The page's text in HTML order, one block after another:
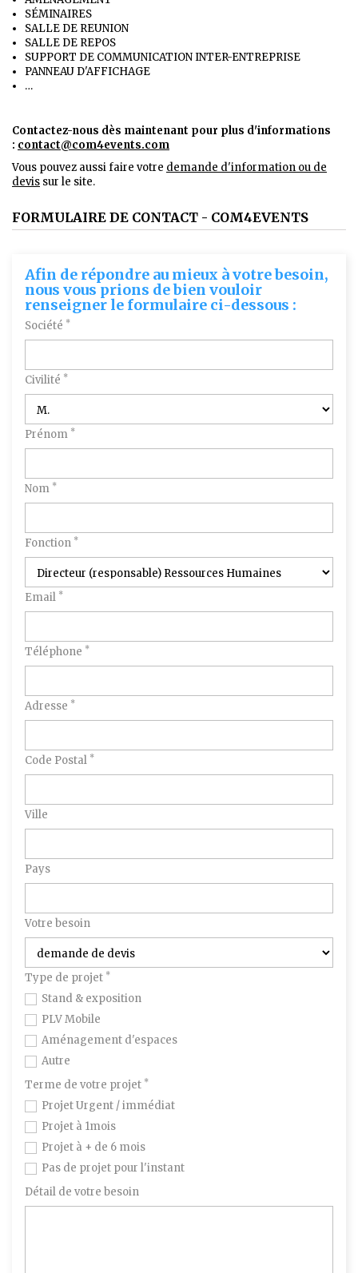
SÉMINAIRES
SALLE DE REUNION
SALLE DE REPOS
SUPPORT DE COMMUNICATION INTER-ENTREPRISE
PANNEAU D'AFFICHAGE
…
Contactez-nous dès maintenant pour plus d'informations
: contact@com4events.com
Vous pouvez aussi faire votre demande d'information ou de
devis sur le site.
FORMULAIRE DE CONTACT - COM4EVENTS
Afin de répondre au mieux à votre besoin,
nous vous prions de bien vouloir
renseigner le formulaire ci-dessous :
Société *
Civilité *
Prénom *
Nom *
Fonction *
Email *
Téléphone *
Adresse *
Code Postal *
Ville
Pays
Votre besoin
Type de projet *
Stand & exposition
PLV Mobile
Aménagement d'espaces
Autre
Terme de votre projet *
Projet Urgent / immédiat
Projet à 1mois
Projet à + de 6 mois
Pas de projet pour l'instant
Détail de votre besoin